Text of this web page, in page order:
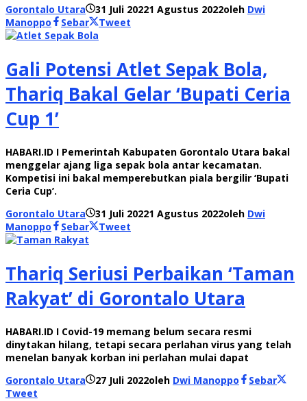
Gorontalo Utara 31 Juli 20221 Agustus 2022oleh Dwi
Manoppo
Sebar Tweet
Gali Potensi Atlet Sepak Bola,
Thariq Bakal Gelar ‘Bupati Ceria
Cup 1’
HABARI.ID I Pemerintah Kabupaten Gorontalo Utara bakal
menggelar ajang liga sepak bola antar kecamatan.
Kompetisi ini bakal memperebutkan piala bergilir ‘Bupati
Ceria Cup’.
Gorontalo Utara
31 Juli 20221 Agustus 2022oleh Dwi
Manoppo
Sebar Tweet
Thariq Seriusi Perbaikan ‘Taman
Rakyat’ di Gorontalo Utara
HABARI.ID I Covid-19 memang belum secara resmi
dinytakan hilang, tetapi secara perlahan virus yang telah
menelan banyak korban ini perlahan mulai dapat
Gorontalo Utara
27 Juli 2022oleh Dwi Manoppo
Sebar
Tweet